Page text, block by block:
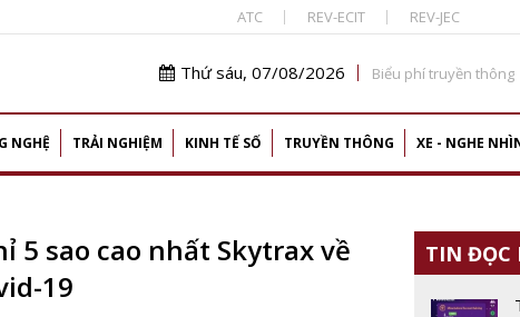
ATC REV-ECIT REV-JEC
Thứ sáu, 07/08/2026 Biểu phí truyền thông
NGHỆ TRẢI NGHIỆM KINH TẾ SỐ TRUYỀN THÔNG XE - NGHE
sao cao nhất Skytrax về
19
TIN ĐỌC